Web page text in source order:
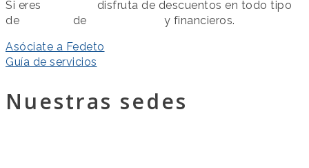
Si eres
disfruta de descuentos en todo tipo
de
de
y financieros.
Asóciate a Fedeto
Guía de servicios
Nuestras sedes